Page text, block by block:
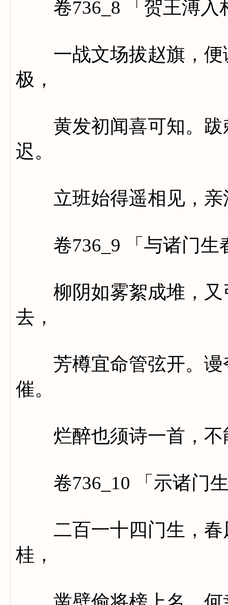
卷736_8 「贺王溥入
一战文场拔赵旗，便
极，
黄发初闻喜可知。跋
迟。
立班始得遥相见，亲
卷736_9 「与诸门生
柳阴如雾絮成堆，又
去，
芳樽宜命管弦开。谩
催。
烂醉也须诗一首，不
卷736_10 「示诸门
二百一十四门生，春
桂，